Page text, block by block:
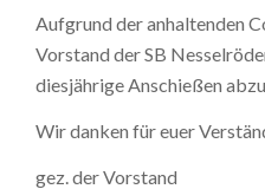
Aufgrund der anhaltenden
Vorstand der SB
diesjährige Anschießen
Wir danken für euer
gez. der Vorstand